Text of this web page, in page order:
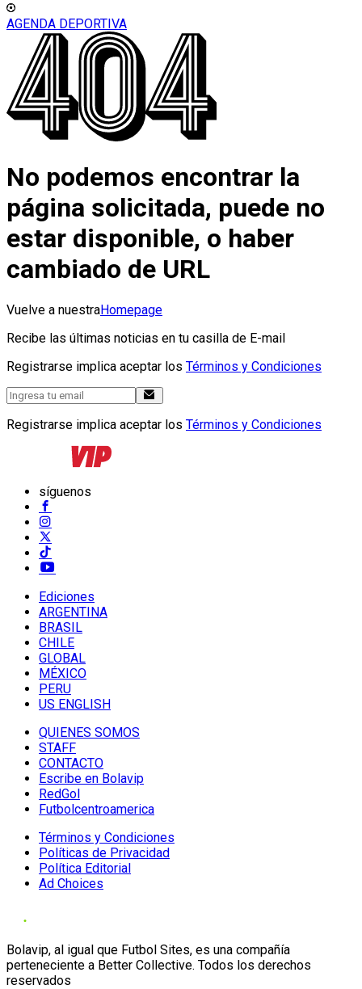
AGENDA DEPORTIVA
No podemos encontrar la
página solicitada, puede no
estar disponible, o haber
cambiado de URL
Vuelve a nuestraHomepage
Recibe las últimas noticias en tu casilla de E-mail
Registrarse implica aceptar los Términos y Condiciones
Registrarse implica aceptar los Términos y Condiciones
síguenos
Ediciones
ARGENTINA
BRASIL
CHILE
GLOBAL
MÉXICO
PERU
US ENGLISH
QUIENES SOMOS
STAFF
CONTACTO
Escribe en Bolavip
RedGol
Futbolcentroamerica
Términos y Condiciones
Políticas de Privacidad
Política Editorial
Ad Choices
Bolavip, al igual que Futbol Sites, es una compañía
perteneciente a Better Collective. Todos los derechos
reservados